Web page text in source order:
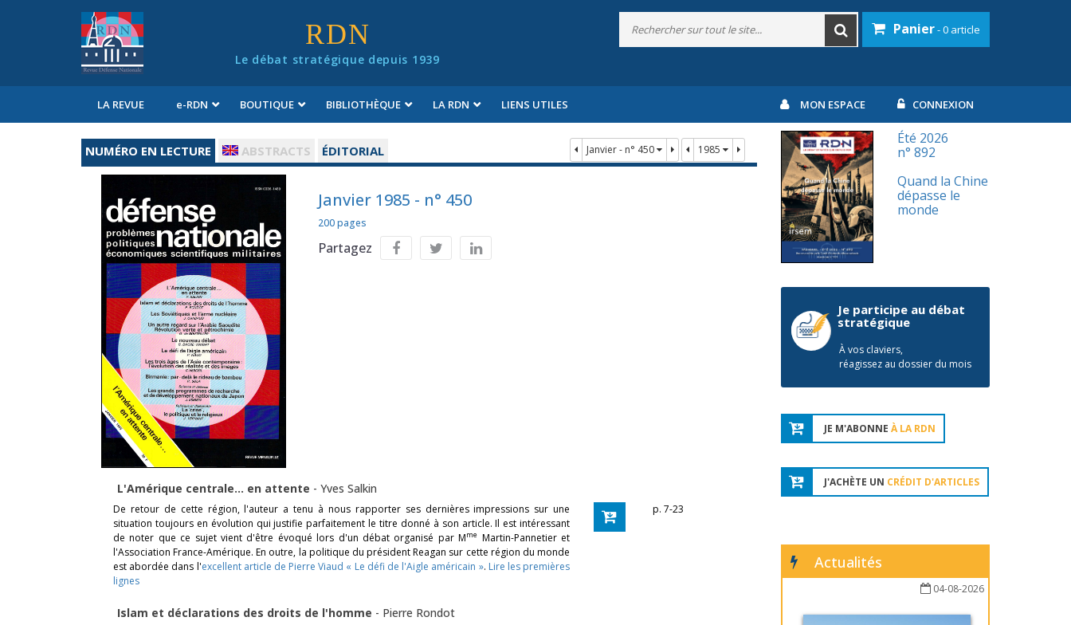
RDN
Le débat stratégique depuis 1939
Panier- 0 article
LA REVUE e-RDN BOUTIQUE BIBLIOTHÈQUE LA RDN LIENS UTILES MON ESPACE CONNEXION
NUMÉRO EN LECTURE ABSTRACTS ÉDITORIAL Janvier - n° 450 1985
Janvier 1985 - n° 450
200 pages
Partagez
L'Amérique centrale… en attente - Yves Salkin
De retour de cette région, l'auteur a tenu à nous rapporter ses dernières impressions sur une
situation toujours en évolution qui justifie parfaitement le titre donné à son article. Il est intéressant
de noter que ce sujet vient d'être évoqué lors d'un débat organisé par Mme Martin-Pannetier et
l'Association France-Amérique. En outre, la politique du président Reagan sur cette région du monde
est abordée dans l'excellent article de Pierre Viaud « Le défi de l'Aigle américain ». Lire les premières
lignes
p. 7-23
Islam et déclarations des droits de l'homme - Pierre Rondot
Été 2026
n° 892
Quand la Chine
dépasse le
monde
Je participe au débat
stratégique
À vos claviers,
réagissez au dossier du mois
JE M'ABONNE À LA RDN
J'ACHÈTE UN CRÉDIT D'ARTICLES
Actualités
04-08-2026